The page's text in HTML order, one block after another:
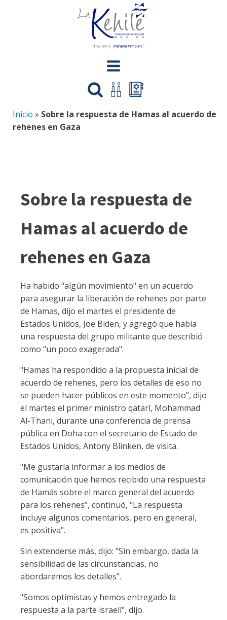
Inicio » Sobre la respuesta de Hamas al acuerdo de
rehenes en Gaza
Sobre la respuesta de
Hamas al acuerdo de
rehenes en Gaza
Ha habido "algún movimiento" en un acuerdo
para asegurar la liberación de rehenes por parte
de Hamas, dijo el martes el presidente de
Estados Unidos, Joe Biden, y agregó que había
una respuesta del grupo militante que describió
como "un poco exagerada".
"Hamas ha respondido a la propuesta inicial de
acuerdo de rehenes, pero los detalles de eso no
se pueden hacer públicos en este momento", dijo
el martes el primer ministro qatarí, Mohammad
Al-Thani, durante una conferencia de prensa
pública en Doha con el secretario de Estado de
Estados Unidos, Antony Blinken, de visita.
"Me gustaría informar a los medios de
comunicación que hemos recibido una respuesta
de Hamás sobre el marco general del acuerdo
para los rehenes", continuó, "La respuesta
incluye algunos comentarios, pero en general,
es positiva".
Sin extenderse más, dijo: "Sin embargo, dada la
sensibilidad de las circunstancias, no
abordaremos los detalles".
"Somos optimistas y hemos entregado la
respuesta a la parte israelí", dijo.